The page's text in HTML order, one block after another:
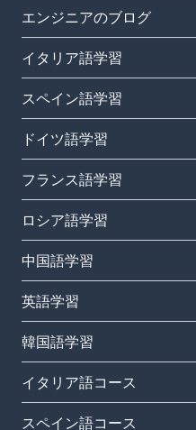
エンジニアのブログ
イタリア語学習
スペイン語学習
ドイツ語学習
フランス語学習
ロシア語学習
中国語学習
英語学習
韓国語学習
イタリア語コース
スペイン語コース